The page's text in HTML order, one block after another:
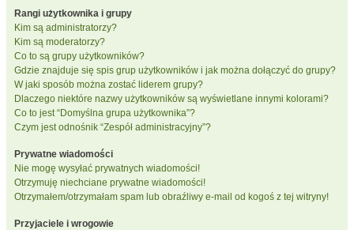
Rangi użytkownika i grupy
Kim są administratorzy?
Kim są moderatorzy?
Co to są grupy użytkowników?
Gdzie znajduje się spis grup użytkowników i jak można dołączyć do grupy?
W jaki sposób można zostać liderem grupy?
Dlaczego niektóre nazwy użytkowników są wyświetlane innymi kolorami?
Co to jest “Domyślna grupa użytkownika”?
Czym jest odnośnik “Zespół administracyjny”?
Prywatne wiadomości
Nie mogę wysyłać prywatnych wiadomości!
Otrzymuję niechciane prywatne wiadomości!
Otrzymałem/otrzymałam spam lub obraźliwy e-mail od kogoś z tej witryny!
Przyjaciele i wrogowie